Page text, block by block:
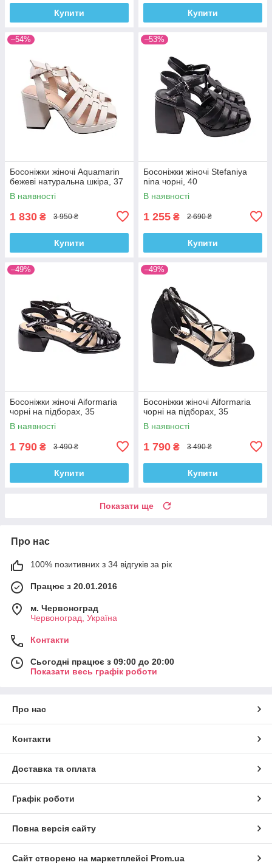
Купити Купити
–54%
Босоніжки жіночі Aquamarin
бежеві натуральна шкіра, 37
В наявності
1 830 ₴ 3 950 ₴
Купити
–53%
Босоніжки жіночі Stefaniya
nina чорні, 40
В наявності
1 255 ₴ 2 690 ₴
Купити
–49%
Босоніжки жіночі Aiformaria
чорні на підборах, 35
В наявності
1 790 ₴ 3 490 ₴
Купити
–49%
Босоніжки жіночі Aiformaria
чорні на підборах, 35
В наявності
1 790 ₴ 3 490 ₴
Купити
Показати ще
Про нас
100% позитивних з 34 відгуків за рік
Працює з 20.01.2016
м. Червоноград
Червоноград, Україна
Контакти
Сьогодні працює з 09:00 до 20:00
Показати весь графік роботи
Про нас
Контакти
Доставка та оплата
Графік роботи
Повна версія сайту
Сайт створено на маркетплейсі Prom.ua